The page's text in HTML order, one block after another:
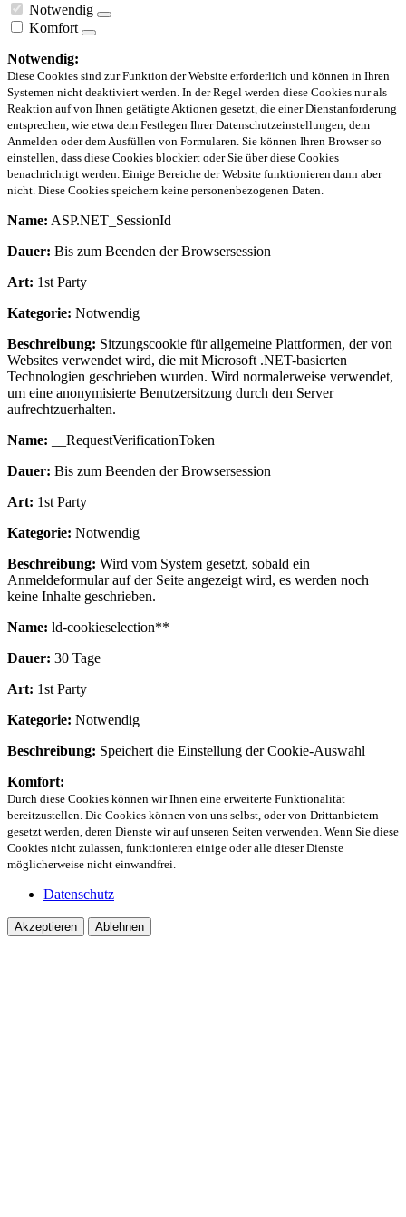
Notwendig
Komfort
Notwendig:
Diese Cookies sind zur Funktion der Website erforderlich und können in Ihren
Systemen nicht deaktiviert werden. In der Regel werden diese Cookies nur als
Reaktion auf von Ihnen getätigte Aktionen gesetzt, die einer Dienstanforderung
entsprechen, wie etwa dem Festlegen Ihrer Datenschutzeinstellungen, dem
Anmelden oder dem Ausfüllen von Formularen. Sie können Ihren Browser so
einstellen, dass diese Cookies blockiert oder Sie über diese Cookies
benachrichtigt werden. Einige Bereiche der Website funktionieren dann aber
nicht. Diese Cookies speichern keine personenbezogenen Daten.
Name: ASP.NET_SessionId
Dauer: Bis zum Beenden der Browsersession
Art: 1st Party
Kategorie: Notwendig
Beschreibung: Sitzungscookie für allgemeine Plattformen, der von
Websites verwendet wird, die mit Microsoft .NET-basierten
Technologien geschrieben wurden. Wird normalerweise verwendet,
um eine anonymisierte Benutzersitzung durch den Server
aufrechtzuerhalten.
Name: __RequestVerificationToken
Dauer: Bis zum Beenden der Browsersession
Art: 1st Party
Kategorie: Notwendig
Beschreibung: Wird vom System gesetzt, sobald ein
Anmeldeformular auf der Seite angezeigt wird, es werden noch
keine Inhalte geschrieben.
Name: ld-cookieselection**
Dauer: 30 Tage
Art: 1st Party
Kategorie: Notwendig
Beschreibung: Speichert die Einstellung der Cookie-Auswahl
Komfort:
Durch diese Cookies können wir Ihnen eine erweiterte Funktionalität
bereitzustellen. Die Cookies können von uns selbst, oder von Drittanbietern
gesetzt werden, deren Dienste wir auf unseren Seiten verwenden. Wenn Sie diese
Cookies nicht zulassen, funktionieren einige oder alle dieser Dienste
möglicherweise nicht einwandfrei.
Datenschutz
Akzeptieren Ablehnen